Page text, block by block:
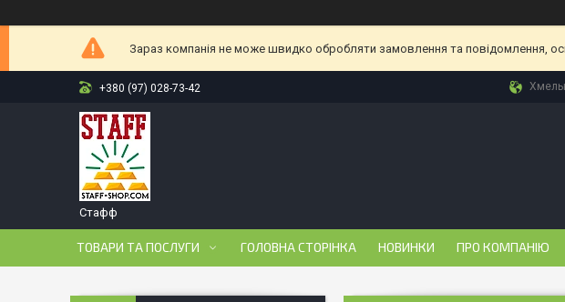
Зараз компанія не може швидко обробляти замовлення та повідомлення,
+380 (97) 028-73-42
Стафф
ТОВАРИ ТА ПОСЛУГИ ГОЛОВНА СТОРІНКА НОВИНКИ ПРО КОМПАНІЮ